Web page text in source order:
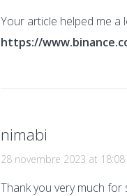
Your article helped me a
https://
nimabi
28 novembre 2023 at 18:08
Thank you very much for